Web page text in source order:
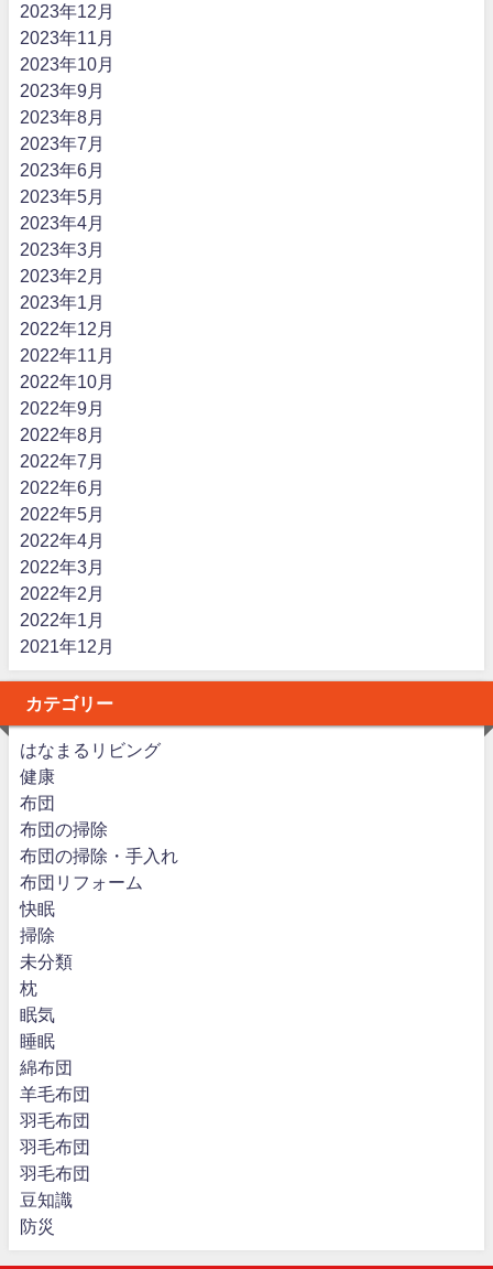
2023年12月
2023年11月
2023年10月
2023年9月
2023年8月
2023年7月
2023年6月
2023年5月
2023年4月
2023年3月
2023年2月
2023年1月
2022年12月
2022年11月
2022年10月
2022年9月
2022年8月
2022年7月
2022年6月
2022年5月
2022年4月
2022年3月
2022年2月
2022年1月
2021年12月
カテゴリー
はなまるリビング
健康
布団
布団の掃除
布団の掃除・手入れ
布団リフォーム
快眠
掃除
未分類
枕
眠気
睡眠
綿布団
羊毛布団
羽毛布団
羽毛布団
羽毛布団
豆知識
防災